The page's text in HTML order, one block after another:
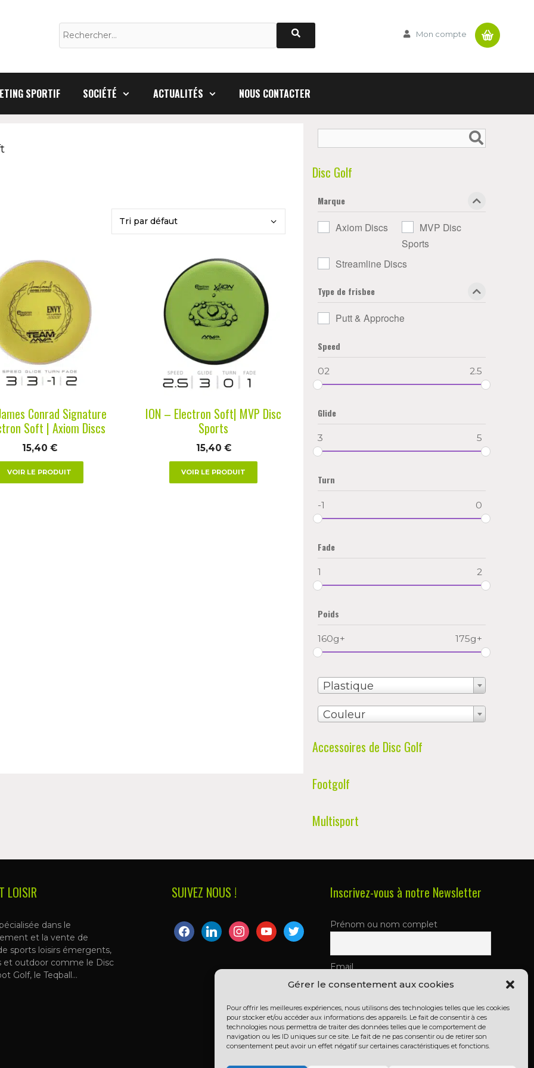
Gérer le consentement aux cookies
Pour offrir les meilleures expériences, nous utilisons des technologies telles que les cookies
pour stocker et/ou accéder aux informations des appareils. Le fait de consentir à ces
technologies nous permettra de traiter des données telles que le comportement de
navigation ou les ID uniques sur ce site. Le fait de ne pas consentir ou de retirer son
consentement peut avoir un effet négatif sur certaines caractéristiques et fonctions.
Rechercher : Mon compte Panier
SPORTIF SOCIÉTÉ ACTUALITÉS NOUS CONTACTER
Conrad Signature
Soft | Axiom Discs
15,40 €
VOIR LE PRODUIT
ION – Electron Soft| MVP Disc
Sports
15,40 €
VOIR LE PRODUIT
produit
plusieurs
variations.
options
peuvent
sur
produit
Disc Golf
Marque
Axiom Discs
MVP Disc
Sports
Streamline Discs
Type de frisbee
Putt & Approche
Speed
02 2.5
Glide
3 5
Turn
-1 0
Fade
1 2
Poids
160g+ 175g+
Plastique
Couleur
Accessoires de Disc Golf
Footgolf
Multisport
LOISIR
dans le
et la vente de
sports loisirs émergents,
et outdoor comme le Disc
Golf, le Teqball…
SUIVEZ NOUS !
facebooklinkedininstagramyoutubetwitter
Inscrivez-vous à notre Newsletter
Prénom ou nom complet
Email
En continuant, vous acceptez la
politique de confidentialité